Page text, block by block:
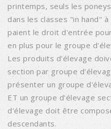
printemps, seuls les
dans les classes "in hand"
paient le droit d'entrée
en plus pour le groupe
Les produits d'élevage
section par groupe
présenter un groupe
ET un groupe d'élevage
d'élevage doit être
descendants.